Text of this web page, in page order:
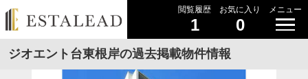
閲覧履歴
1
お気に入り
0
メニュー
ジオエント台東根岸の過去掲載物件情報